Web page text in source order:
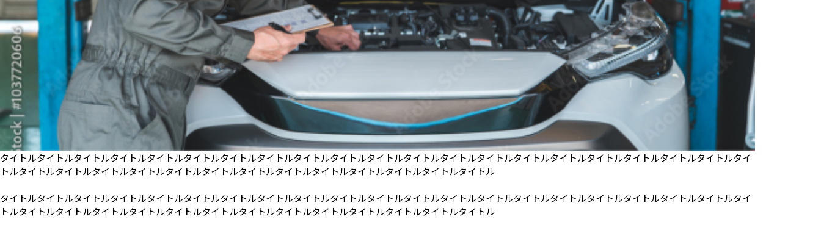
タイトルタイトルタイトルタイトルタイトルタイトルタイトルタイトルタイトルタイトルタイトルタイトルタイトルタイトルタイトルタイトルタイトルタイトルタイトルタイトルタイ
トルタイトルタイトルタイトルタイトルタイトルタイトルタイトルタイトルタイトルタイトルタイトルタイトルタイトル
タイトルタイトルタイトルタイトルタイトルタイトルタイトルタイトルタイトルタイトルタイトルタイトルタイトルタイトルタイトルタイトルタイトルタイトルタイトルタイトルタイ
トルタイトルタイトルタイトルタイトルタイトルタイトルタイトルタイトルタイトルタイトルタイトルタイトルタイトル